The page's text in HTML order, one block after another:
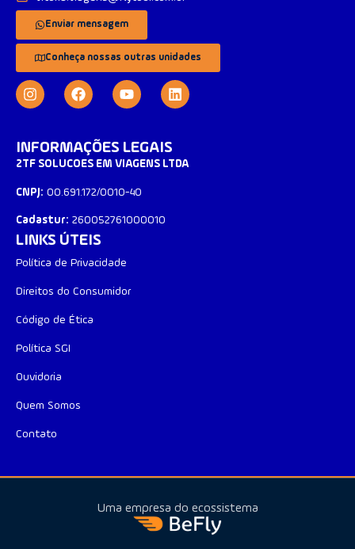
Enviar mensagem
Conheça nossas outras unidades
INFORMAÇÕES LEGAIS
2TF SOLUCOES EM VIAGENS LTDA
CNPJ: 00.691.172/0010-40
Cadastur: 260052761000010
LINKS ÚTEIS
Política de Privacidade​
Direitos do Consumidor
Código de Ética
Política SGI
Ouvidoria
Quem Somos
Contato
Uma empresa do ecossistema